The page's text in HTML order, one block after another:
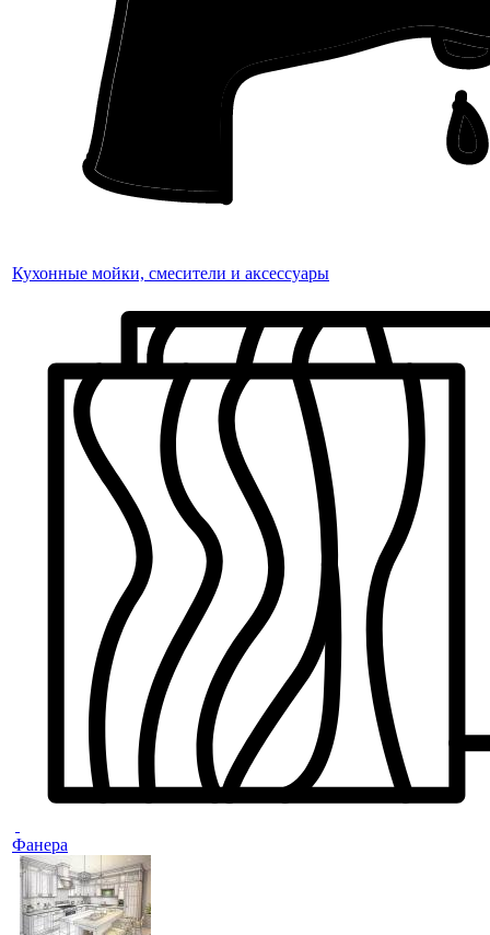
Кухонные мойки, смесители и аксессуары
Фанера